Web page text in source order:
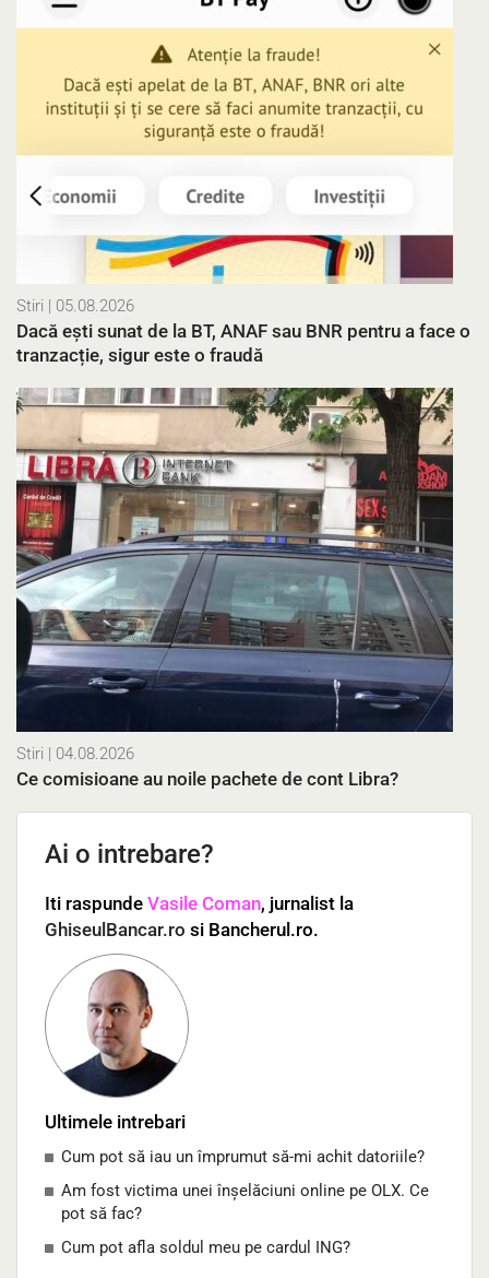
Stiri | 05.08.2026
Dacă ești sunat de la BT, ANAF sau BNR pentru a face o
tranzacție, sigur este o fraudă
Stiri | 04.08.2026
Ce comisioane au noile pachete de cont Libra?
Ai o intrebare?
Iti raspunde Vasile Coman, jurnalist la
GhiseulBancar.ro si Bancherul.ro.
Ultimele intrebari
Cum pot să iau un împrumut să-mi achit datoriile?
Am fost victima unei înșelăciuni online pe OLX. Ce
pot să fac?
Cum pot afla soldul meu pe cardul ING?